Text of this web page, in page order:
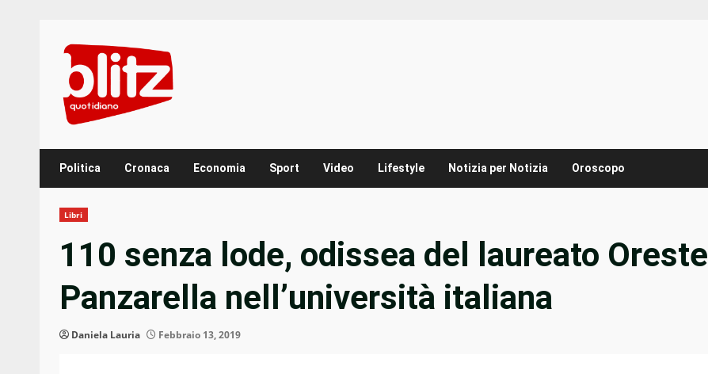
content
Politica Cronaca Economia Sport Video Lifestyle Notizia per Notizia Oroscopo
Libri
110 senza lode, odissea del laureato Oreste
Panzarella nell’università italiana
Daniela Lauria Febbraio 13, 2019